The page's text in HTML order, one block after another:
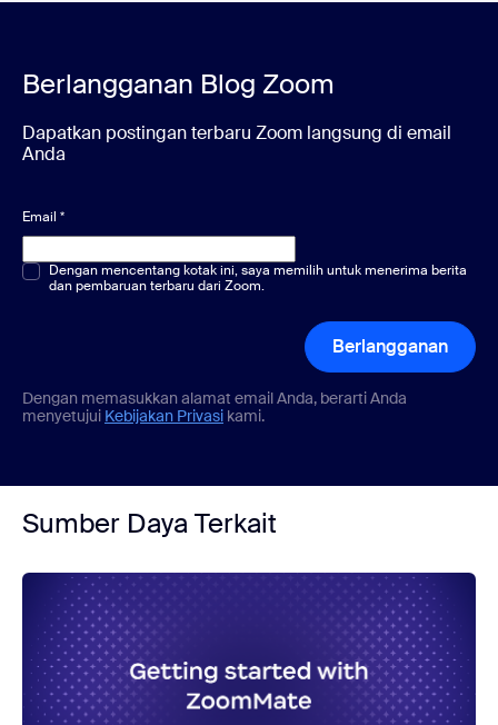
Berlangganan Blog Zoom
Dapatkan postingan terbaru Zoom langsung di email
Anda
Email *
Pilihan ganda atau tunggal*
Dengan mencentang kotak ini, saya memilih untuk menerima berita
dan pembaruan terbaru dari Zoom.
Berlangganan
Dengan memasukkan alamat email Anda, berarti Anda
menyetujui Kebijakan Privasi kami.
Sumber Daya Terkait